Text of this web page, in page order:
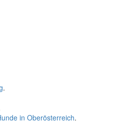
.
in Oberösterreich.